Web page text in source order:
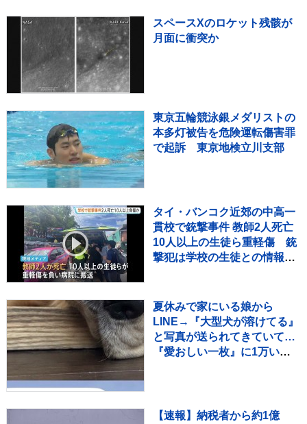
スペースXのロケット残骸が
月面に衝突か
東京五輪競泳銀メダリストの
本多灯被告を危険運転傷害罪
で起訴 東京地検立川支部
タイ・バンコク近郊の中高一
貫校で銃撃事件 教師2人死亡
10人以上の生徒ら重軽傷 銃
撃犯は学校の生徒との情報、
夏休みで家にいる娘から
LINE→『大型犬が溶けてる』
と写真が送られてきていて…
『愛おしい一枚』に1万いい
【速報】納税者から約1億